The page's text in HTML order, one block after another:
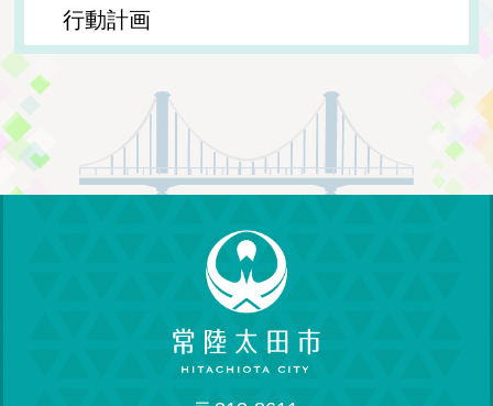
行動計画